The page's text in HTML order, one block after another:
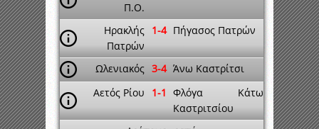
Π.Ο.
Ηρακλής
Πατρών
1-4 Πήγασος Πατρών
Ωλενιακός 3-4 Άνω Καστρίτσι
Αετός Ρίου
1-1 Φλόγα Κάτω
Καστριτσίου